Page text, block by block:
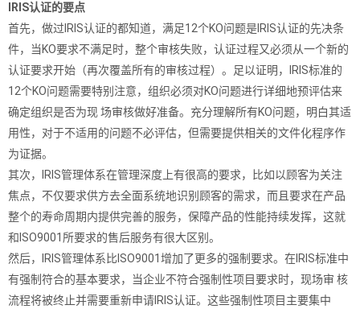
IRIS认证的要点
首先，做过IRIS认证的都知道，满足12个KO问题是IRIS认证的先决条
件，当KO要求不满足时，整个审核失败，认证过程又必须从一个新的
认证要求开始（再次覆盖所有的审核过程）。足以证明，IRIS标准的
12个KO问题需要特别注意，组织必须对KO问题进行详细地预评估来
确定组织是否为现 场审核做好准备。充分理解所有KO问题，明白其适
用性，对于不适用的问题不必评估，但需要提供相关的文件化程序作
为证据。
其次，IRIS管理体系在管理深度上有很高的要求，比如以顾客为关注
焦点，不仅要求供方去全面系统地识别顾客的需求，而且要求在产品
整个的寿命周期内提供完善的服务，保障产品的性能持续发挥，这就
和ISO9001所要求的售后服务有很大区别。
然后，IRIS管理体系比ISO9001增加了更多的强制要求。在IRIS标准中
有强制符合的基本要求，当企业不符合强制性项目要求时，现场审 核
流程将被终止并需要重新申请IRIS认证。这些强制性项目主要集中